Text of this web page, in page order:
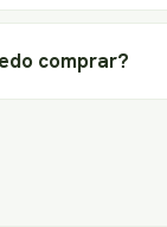
comprar?